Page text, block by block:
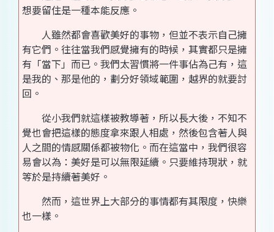
想要留住是一種本能反應。
人雖然都會喜歡美好的事物，但並不表示自己擁
有它們。往往當我們感覺擁有的時候，其實都只是擁
有「當下」而已。我們太習慣將一件事佔為己有，這
是我的、那是他的，劃分好領域範圍，越界的就要討
回。
從小我們就這樣被教導著，所以長大後，不知不
覺也會把這樣的態度拿來跟人相處，然後包含著人與
人之間的情感關係都被物化。而在這當中，我們很容
易會以為：美好是可以無限延續。只要維持現狀，就
等於是持續著美好。
然而，這世界上大部分的事情都有其限度，快樂
也一樣。